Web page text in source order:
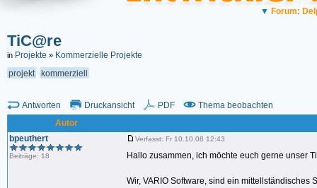
▼ Forum:
TiC@re
in Projekte » Kommerzielle Projekte
projekt
kommerziell
Antworten Druckansicht PDF
Thema beobachten
Autor
bpeuthert
Beiträge: 18
Verfasst: Fr 10.10.08 12:43
Hallo zusammen, ich möchte euch gerne unser
Wir, VARIO Software, sind ein